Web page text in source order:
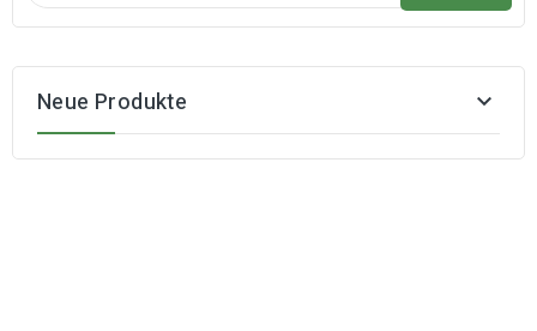
Neue Produkte 